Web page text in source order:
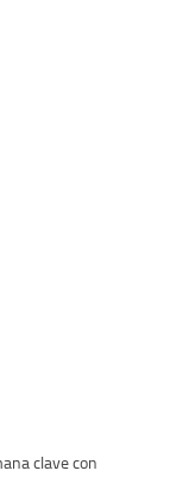
clave con